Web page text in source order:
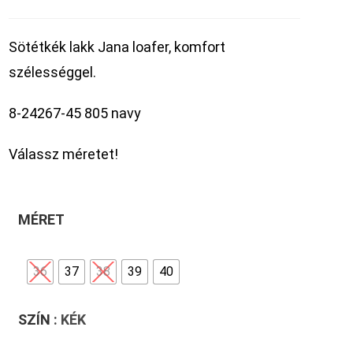
Sötétkék lakk Jana loafer, komfort
szélességgel.
8-24267-45 805 navy
Válassz méretet!
MÉRET
36 37 38 39 40
SZÍN : KÉK